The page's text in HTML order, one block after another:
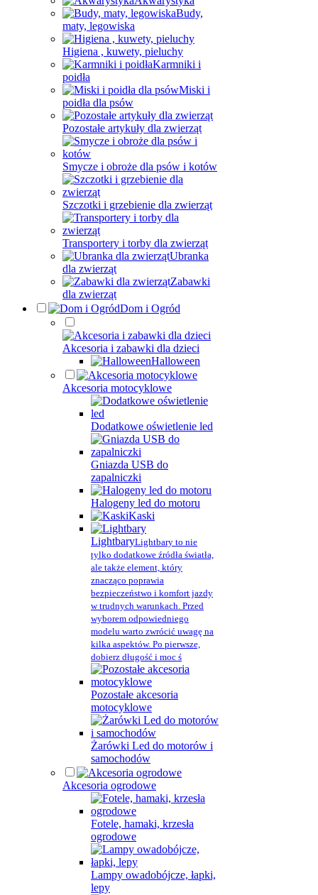
Budy,
maty, legowiska
Higiena , kuwety, pieluchy
Karmniki i
poidła
Miski i
poidła dla psów
Pozostałe artykuły dla zwierząt
Smycze i obroże dla psów i kotów
Szczotki i grzebienie dla zwierząt
Transportery i torby dla zwierząt
Ubranka
dla zwierząt
Zabawki
dla zwierząt
Dom i Ogród
Akcesoria i zabawki dla dzieci
Halloween
Akcesoria motocyklowe
Dodatkowe oświetlenie led
Gniazda USB do
zapalniczki
Halogeny led do motoru
Kaski
LightbaryLightbary to nie
tylko dodatkowe źródła światła,
ale także element, który
znacząco poprawia
bezpieczeństwo i komfort jazdy
w trudnych warunkach. Przed
wyborem odpowiedniego
modelu warto zwrócić uwagę na
kilka aspektów. Po pierwsze,
dobierz długość i moc ś
Pozostałe akcesoria
motocyklowe
Żarówki Led do motorów i
samochodów
Akcesoria ogrodowe
Fotele, hamaki, krzesła
ogrodowe
Lampy owadobójcze, łapki,
lepy